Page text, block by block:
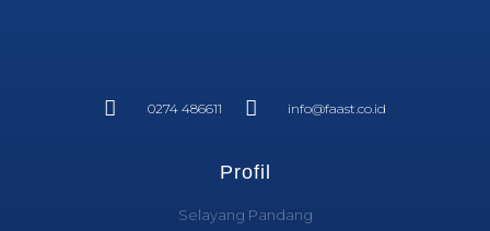
0274 486611 info@faast.co.id
Profil
Selayang Pandang